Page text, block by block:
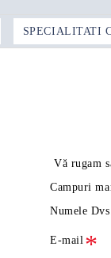
SPECIALITATI
Vă rugam
Campuri
Numele Dvs.
E-mail